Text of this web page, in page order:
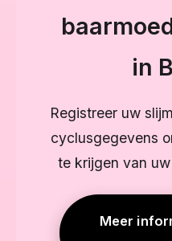
in
Registreer uw
cyclusgegevens
te krijgen van
Meer